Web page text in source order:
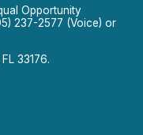
Opportunity
237-2577 (Voice) or
33176.